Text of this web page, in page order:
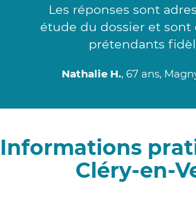
Les réponses sont
étude du dossier et sont
prétendants
Nathalie H., 67 ans,
Informations
Cléry-en-